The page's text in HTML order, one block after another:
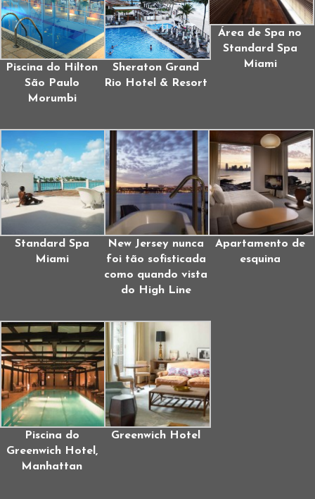
Piscina do Hilton
São Paulo
Morumbi
Sheraton Grand
Rio Hotel & Resort
Área de Spa no
Standard Spa
Miami
Standard Spa
Miami
New Jersey nunca
foi tão sofisticada
como quando vista
do High Line
Apartamento de
esquina
Piscina do
Greenwich Hotel,
Manhattan
Greenwich Hotel